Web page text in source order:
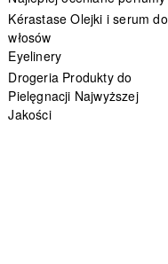
Kérastase Olejki i serum do
włosów
Eyelinery
Drogeria Produkty do
Pielęgnacji Najwyższej
Jakości